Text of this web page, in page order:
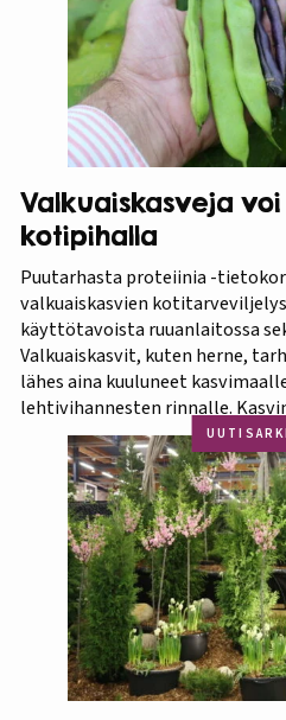
Valkuaiskasveja
kotipihalla
Puutarhasta proteiinia -
valkuaiskasvien
käyttötavoista ruuanlaitossa
Valkuaiskasvit, kuten herne,
lähes aina kuuluneet
lehtivihannesten rinnalle.
suosion myötä ravitsevien
viljelykasveina kannattaa
tietokorttisarja on tarkoitettu
ovat kiinnostuneita lisäämään
lautasellaan. Kotipuutarhassa
valkuaiskasveja,…